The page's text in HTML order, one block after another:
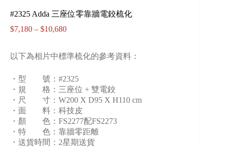
#2325 Adda 三座位零靠牆電鉸梳化
$7,180 – $10,680
以下為相片中標準梳化的參考資料：
・型 號：#2325
・規 格：三座位 + 雙電鉸
・尺 寸：W200 X D95 X H110 cm
・面 料：科技皮
・顏 色：FS2277配FS2273
・特 色：靠牆零距離
・送貨時間：2星期送貨